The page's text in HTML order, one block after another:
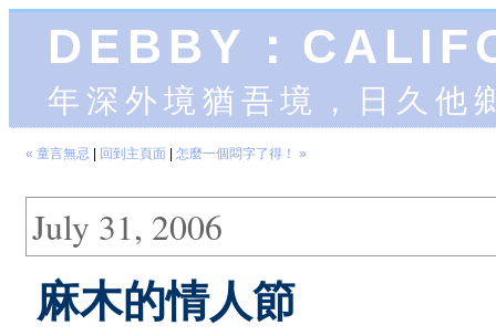
DEBBY：
年深外境猶吾境，日久
« 童言無忌 回到主頁面 怎麼一個悶字了得！ »
July 31, 2006
麻木的情人節